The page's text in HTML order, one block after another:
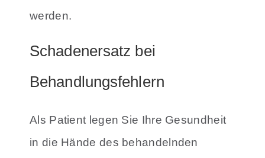
werden.
Schadenersatz bei
Behandlungsfehlern
Als Patient legen Sie Ihre Gesundheit
in die Hände des behandelnden